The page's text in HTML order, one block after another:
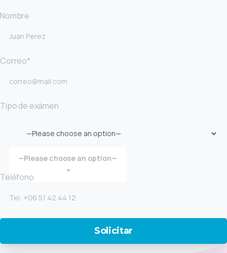
Nombre
Correo*
Tipo de exámen
—Please choose an option—
Teléfono